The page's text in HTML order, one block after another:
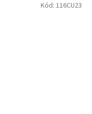
Kód: 116CU23